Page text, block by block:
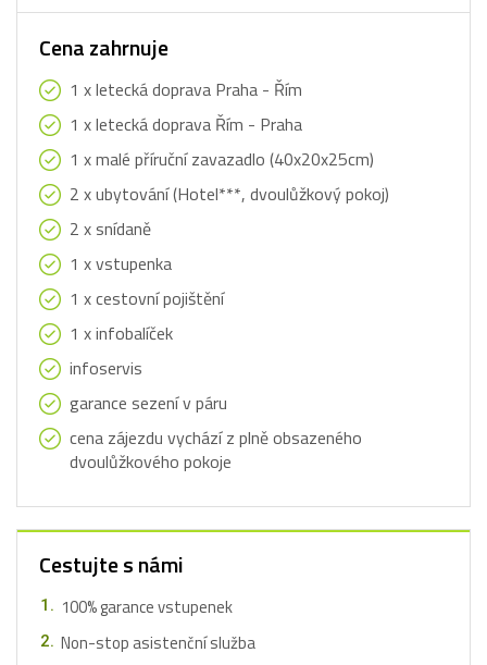
Cena zahrnuje
1 x letecká doprava Praha - Řím
1 x letecká doprava Řím - Praha
1 x malé příruční zavazadlo (40x20x25cm)
2 x ubytování (Hotel***, dvoulůžkový pokoj)
2 x snídaně
1 x vstupenka
1 x cestovní pojištění
1 x infobalíček
infoservis
garance sezení v páru
cena zájezdu vychází z plně obsazeného
dvoulůžkového pokoje
Cestujte s námi
100% garance vstupenek
Non-stop asistenční služba